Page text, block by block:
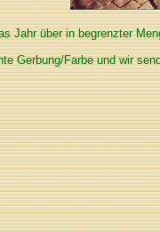
Jahr über in begrenzter
Gerbung/Farbe und wir